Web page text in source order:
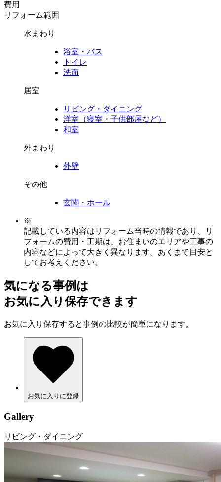
費用
リフォーム範囲
水まわり
浴室・バス
トイレ
洗面
居室
リビング・ダイニング
洋室（寝室・子供部屋など）
和室
外まわり
外壁
その他
玄関・ホール
※
記載している内容はリフォーム当時の情報であり、リ
フォームの費用・工期は、お住まいのエリアや工事の
内容などによって大きく異なります。あくまで目安と
してお考えください。
気になる事例は
お気に入り保存できます
お気に入り保存すると事例の比較が簡単になります。
お気に入りに登録
Gallery
リビング・ダイニング